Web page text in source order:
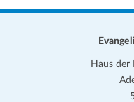
Haus der